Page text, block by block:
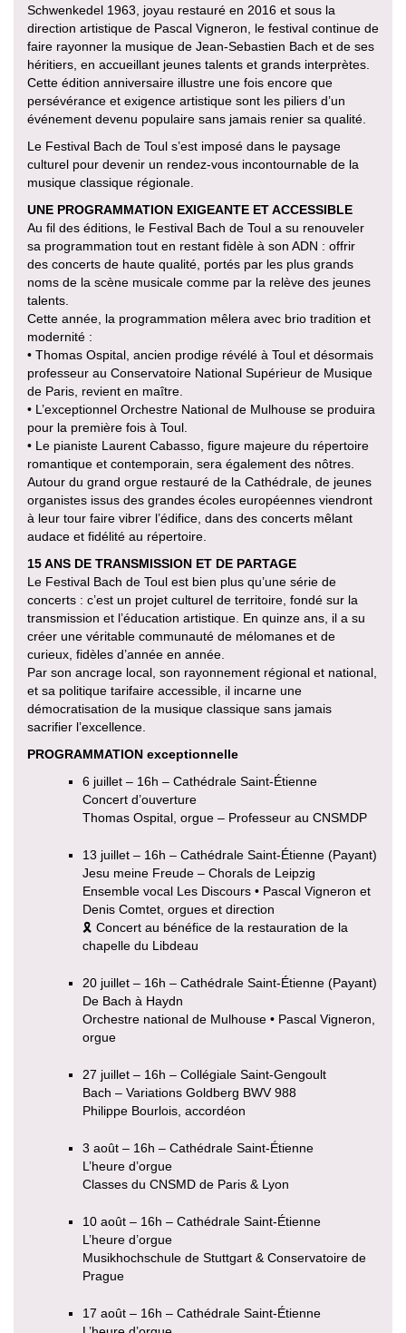
Schwenkedel 1963, joyau restauré en 2016 et sous la
direction artistique de Pascal Vigneron, le festival continue de
faire rayonner la musique de Jean-Sebastien Bach et de ses
héritiers, en accueillant jeunes talents et grands interprètes.
Cette édition anniversaire illustre une fois encore que
persévérance et exigence artistique sont les piliers d’un
événement devenu populaire sans jamais renier sa qualité.
Le Festival Bach de Toul s’est imposé dans le paysage
culturel pour devenir un rendez-vous incontournable de la
musique classique régionale.
UNE PROGRAMMATION EXIGEANTE ET ACCESSIBLE
Au fil des éditions, le Festival Bach de Toul a su renouveler
sa programmation tout en restant fidèle à son ADN : offrir
des concerts de haute qualité, portés par les plus grands
noms de la scène musicale comme par la relève des jeunes
talents.
Cette année, la programmation mêlera avec brio tradition et
modernité :
• Thomas Ospital, ancien prodige révélé à Toul et désormais
professeur au Conservatoire National Supérieur de Musique
de Paris, revient en maître.
• L’exceptionnel Orchestre National de Mulhouse se produira
pour la première fois à Toul.
• Le pianiste Laurent Cabasso, figure majeure du répertoire
romantique et contemporain, sera également des nôtres.
Autour du grand orgue restauré de la Cathédrale, de jeunes
organistes issus des grandes écoles européennes viendront
à leur tour faire vibrer l’édifice, dans des concerts mêlant
audace et fidélité au répertoire.
15 ANS DE TRANSMISSION ET DE PARTAGE
Le Festival Bach de Toul est bien plus qu’une série de
concerts : c’est un projet culturel de territoire, fondé sur la
transmission et l’éducation artistique. En quinze ans, il a su
créer une véritable communauté de mélomanes et de
curieux, fidèles d’année en année.
Par son ancrage local, son rayonnement régional et national,
et sa politique tarifaire accessible, il incarne une
démocratisation de la musique classique sans jamais
sacrifier l’excellence.
PROGRAMMATION exceptionnelle
6 juillet – 16h – Cathédrale Saint-Étienne
Concert d’ouverture
Thomas Ospital, orgue – Professeur au CNSMDP
13 juillet – 16h – Cathédrale Saint-Étienne (Payant)
Jesu meine Freude – Chorals de Leipzig
Ensemble vocal Les Discours • Pascal Vigneron et
Denis Comtet, orgues et direction
🎗 Concert au bénéfice de la restauration de la
chapelle du Libdeau
20 juillet – 16h – Cathédrale Saint-Étienne (Payant)
De Bach à Haydn
Orchestre national de Mulhouse • Pascal Vigneron,
orgue
27 juillet – 16h – Collégiale Saint-Gengoult
Bach – Variations Goldberg BWV 988
Philippe Bourlois, accordéon
3 août – 16h – Cathédrale Saint-Étienne
L’heure d’orgue
Classes du CNSMD de Paris & Lyon
10 août – 16h – Cathédrale Saint-Étienne
L’heure d’orgue
Musikhochschule de Stuttgart & Conservatoire de
Prague
17 août – 16h – Cathédrale Saint-Étienne